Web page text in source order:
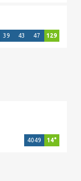
39 43 47 129
4049 14°